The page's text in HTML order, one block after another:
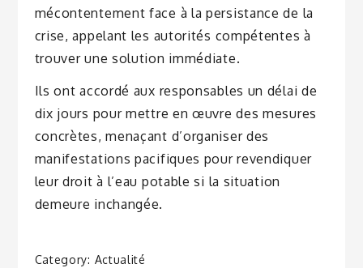
mécontentement face à la persistance de la
crise, appelant les autorités compétentes à
trouver une solution immédiate.
Ils ont accordé aux responsables un délai de
dix jours pour mettre en œuvre des mesures
concrètes, menaçant d’organiser des
manifestations pacifiques pour revendiquer
leur droit à l’eau potable si la situation
demeure inchangée.
Category: Actualité